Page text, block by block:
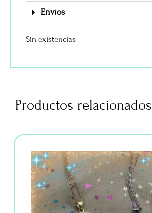
Envíos
Sin existencias
Productos relacionados